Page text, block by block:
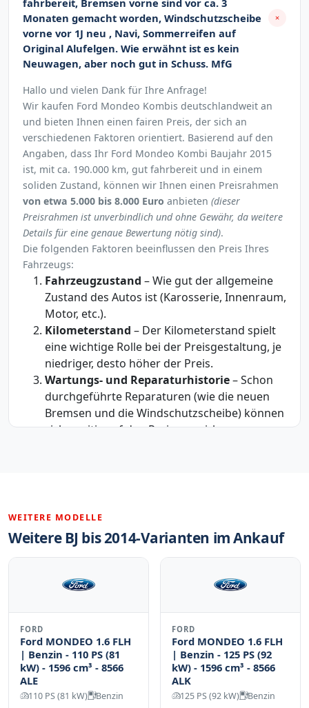
fahrbereit, Bremsen vorne sind vor ca. 3
Monaten gemacht worden, Windschutzscheibe
vorne vor 1J neu , Navi, Sommerreifen auf
Original Alufelgen. Wie erwähnt ist es kein
Neuwagen, aber noch gut in Schuss. MfG
Hallo und vielen Dank für Ihre Anfrage!
Wir kaufen Ford Mondeo Kombis deutschlandweit an
und bieten Ihnen einen fairen Preis, der sich an
verschiedenen Faktoren orientiert. Basierend auf den
Angaben, dass Ihr Ford Mondeo Kombi Baujahr 2015
ist, mit ca. 190.000 km, gut fahrbereit und in einem
soliden Zustand, können wir Ihnen einen Preisrahmen
von etwa 5.000 bis 8.000 Euro anbieten (dieser
Preisrahmen ist unverbindlich und ohne Gewähr, da weitere
Details für eine genaue Bewertung nötig sind).
Die folgenden Faktoren beeinflussen den Preis Ihres
Fahrzeugs:
Fahrzeugzustand – Wie gut der allgemeine
Zustand des Autos ist (Karosserie, Innenraum,
Motor, etc.).
Kilometerstand – Der Kilometerstand spielt
eine wichtige Rolle bei der Preisgestaltung, je
niedriger, desto höher der Preis.
Wartungs- und Reparaturhistorie– Schon
durchgeführte Reparaturen (wie die neuen
Bremsen und die Windschutzscheibe) können
sich positiv auf den Preis auswirken.
Unfallfreiheit
ist, steigert dies den Wert.
Marktbedingungen– Die Nachfrage nach
Ford Mondeo und ähnlichen Fahrzeugen
kann den Preis beeinflussen.
Senden Sie uns einfach ein Foto des Fahrzeugs online
oder via WhatsApp oder rufen Sie uns an, um eine
schnelle und unkomplizierte Bewertung zu erhalten.
Wir bieten Ihnen den besten Preis und kümmern uns
um den gesamten Ablauf!
WEITERE MODELLE
Weitere BJ bis 2014-Varianten im Ankauf
FORD
Ford MONDEO 1.6 FLH
| Benzin - 110 PS (81
kW) - 1596 cm³ - 8566
ALE
110 PS (81 kW) Benzin
FORD
Ford MONDEO 1.6 FLH
| Benzin - 125 PS (92
kW) - 1596 cm³ - 8566
ALK
125 PS (92 kW) Benzin